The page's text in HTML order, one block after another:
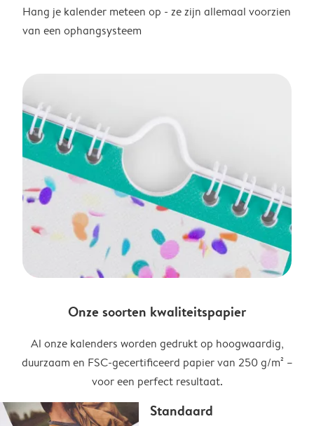
Hang je kalender meteen op - ze zijn allemaal voorzien
van een ophangsysteem
Onze soorten kwaliteitspapier
Al onze kalenders worden gedrukt op hoogwaardig,
duurzaam en FSC-gecertificeerd papier van 250 g/m² –
voor een perfect resultaat.
Standaard